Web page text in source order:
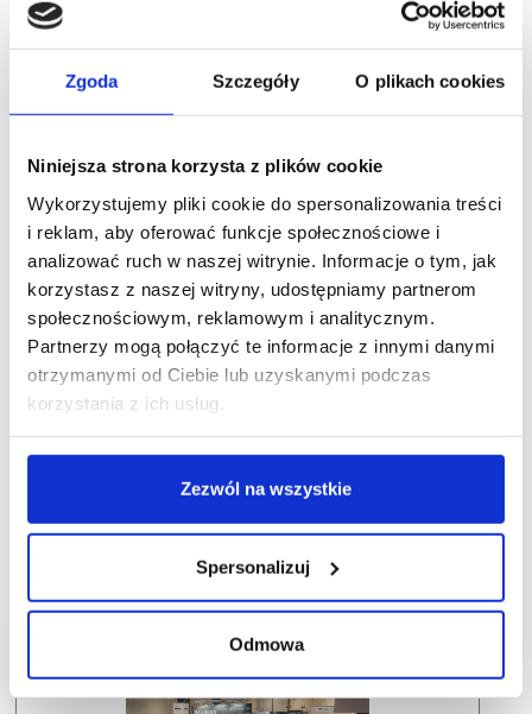
Zgoda Szczegóły O plikach cookies
Niniejsza strona korzysta z plików cookie
Wykorzystujemy pliki cookie do spersonalizowania treści
i reklam, aby oferować funkcje społecznościowe i
analizować ruch w naszej witrynie. Informacje o tym, jak
korzystasz z naszej witryny, udostępniamy partnerom
społecznościowym, reklamowym i analitycznym.
Partnerzy mogą połączyć te informacje z innymi danymi
otrzymanymi od Ciebie lub uzyskanymi podczas
korzystania z ich usług.
Zezwól na wszystkie
Spersonalizuj
Odmowa
R E K L A M A